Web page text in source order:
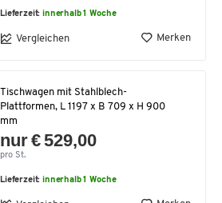
Lieferzeit:innerhalb 1 Woche
Vergleichen Merken
Tischwagen mit Stahlblech-
Plattformen, L 1197 x B 709 x H 900
mm
nur € 529,00
pro St.
Lieferzeit:innerhalb 1 Woche